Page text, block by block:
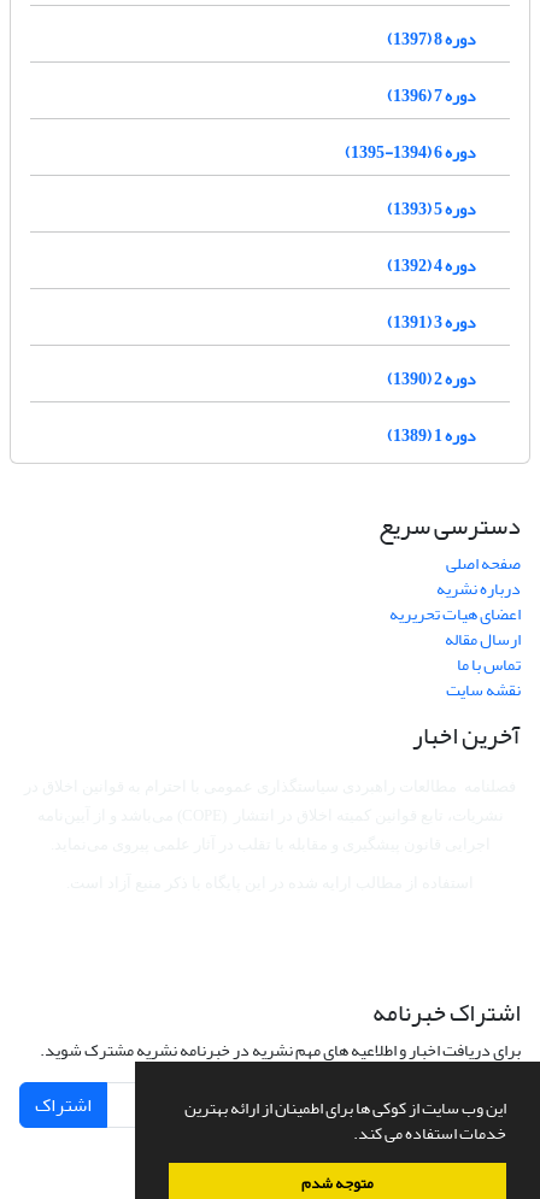
این وب سایت از کوکی ها برای اطمینان از ارائه بهترین
خدمات استفاده می کند.
متوجه شدم
دوره 8 (1397)
دوره 7 (1396)
دوره 6 (1394-1395)
دوره 5 (1393)
دوره 4 (1392)
دوره 3 (1391)
دوره 2 (1390)
دوره 1 (1389)
دسترسی سریع
صفحه اصلی
درباره نشریه
اعضای هیات تحریریه
ارسال مقاله
تماس با ما
نقشه سایت
آخرین اخبار
اشتراک خبرنامه
برای دریافت اخبار و اطلاعیه های مهم نشریه در خبرنامه نشریه مشترک شوید.
اشتراک